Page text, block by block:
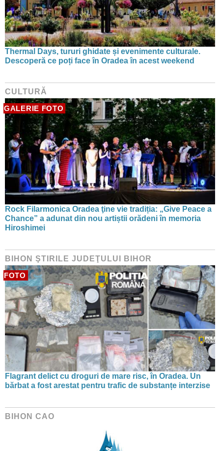
Thermal Days, tururi ghidate și evenimente culturale.
Descoperă ce poți face în Oradea în acest weekend
CULTURĂ
GALERIE FOTO
Rock Filarmonica Oradea ţine vie tradiția: „Give Peace a
Chance” a adunat din nou artiștii orădeni în memoria
Hiroshimei
BIHON ŞTIRILE JUDEŢULUI BIHOR
FOTO
Flagrant delict cu droguri de mare risc, în Oradea. Un
bărbat a fost arestat pentru trafic de substanțe interzise
BIHON CAO